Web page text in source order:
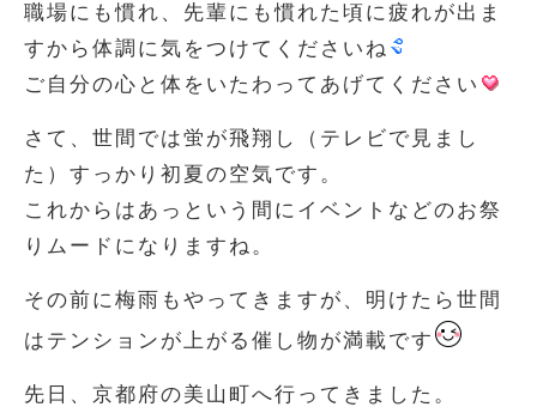
職場にも慣れ、先輩にも慣れた頃に疲れが出ま
すから体調に気をつけてくださいね
ご自分の心と体をいたわってあげてください
さて、世間では蛍が飛翔し（テレビで見まし
た）すっかり初夏の空気です。
これからはあっという間にイベントなどのお祭
りムードになりますね。
その前に梅雨もやってきますが、明けたら世間
はテンションが上がる催し物が満載です
先日、京都府の美山町へ行ってきました。